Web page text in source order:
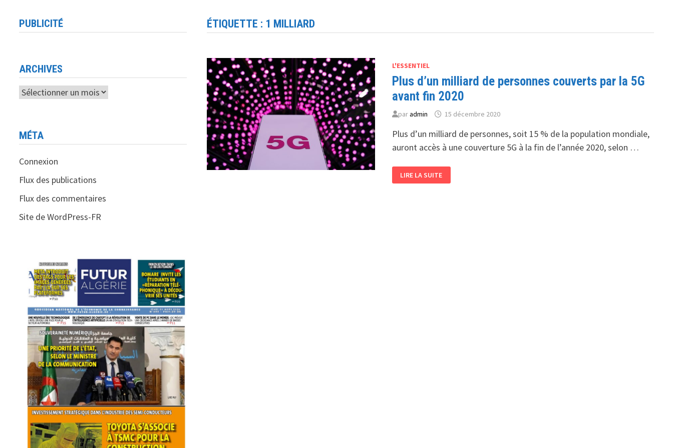
ÉTIQUETTE : 1 MILLIARD
L'ESSENTIEL
Plus d’un milliard de personnes couverts par la 5G
avant fin 2020
paradmin 15 décembre 2020
Plus d’un milliard de personnes, soit 15 % de la population mondiale,
auront accès à une couverture 5G à la fin de l’année 2020, selon …
D’UN
MILLIARD
LIRE LA SUITE
PUBLICITÉ
ARCHIVES
Archives
MÉTA
Connexion
Flux des publications
Flux des commentaires
Site de WordPress-FR